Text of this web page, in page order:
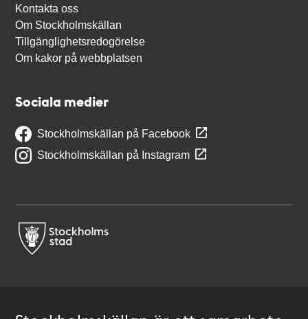
Kontakta oss
Om Stockholmskällan
Tillgänglighetsredogörelse
Om kakor på webbplatsen
Sociala medier
Stockholmskällan på Facebook
Stockholmskällan på Instagram